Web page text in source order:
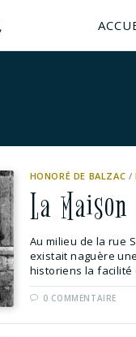
HONORÉ DE BALZAC /
La
Au milieu de la rue
existait naguère
historiens la facilité
0 COMMENTAIRE